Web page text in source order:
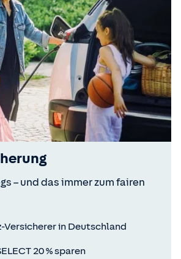
– und das immer zum fairen
Versicherer in Deutschland
20 % sparen